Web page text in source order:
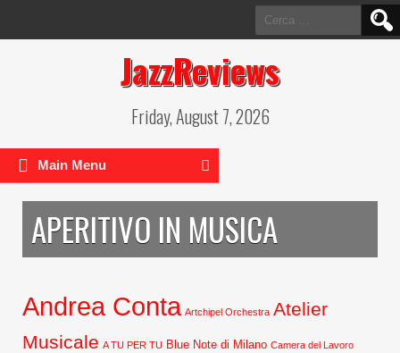
Ricerca
per:
JazzReviews
Friday, August 7, 2026
Main Menu
APERITIVO IN MUSICA
Andrea Conta Artchipel Orchestra Atelier
Musicale A TU PER TU Blue Note di Milano Camera del Lavoro